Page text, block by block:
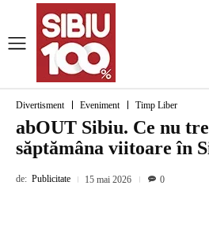
Divertisment Eveniment Timp Liber
abOUT Sibiu. Ce nu
săptămâna viitoare în
de: Publicitate 15 mai 2026 0